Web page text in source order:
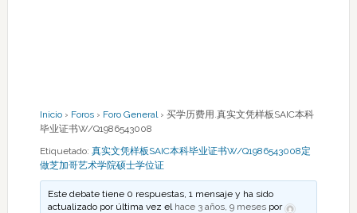
Inicio › Foros › Foro General › 买学历费用.真实文凭样板SAIC本科
毕业证书W/Q1986543008
Etiquetado: 真实文凭样板SAIC本科毕业证书W/Q1986543008定
做芝加哥艺术学院硕士学位证
Este debate tiene 0 respuestas, 1 mensaje y ha sido
actualizado por última vez el hace 3 años, 9 meses por